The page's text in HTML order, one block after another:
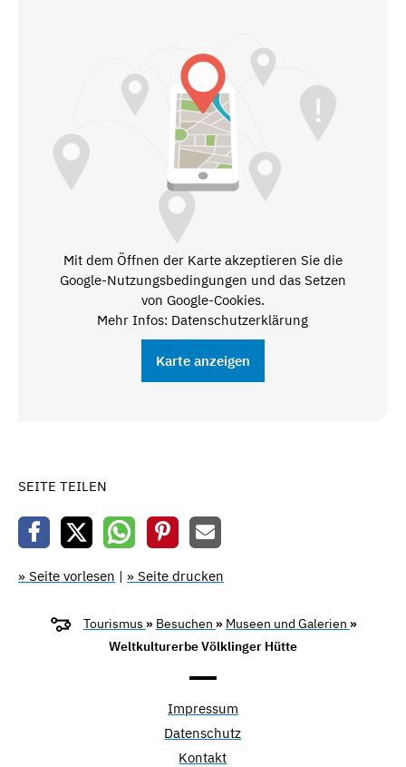
Mit dem Öffnen der Karte akzeptieren Sie die
Google-Nutzungsbedingungen und das Setzen
von Google-Cookies.
Mehr Infos: Datenschutzerklärung
Karte anzeigen
SEITE TEILEN
» Seite vorlesen | » Seite drucken
Tourismus » Besuchen » Museen und Galerien »
Weltkulturerbe Völklinger Hütte
Impressum
Datenschutz
Kontakt